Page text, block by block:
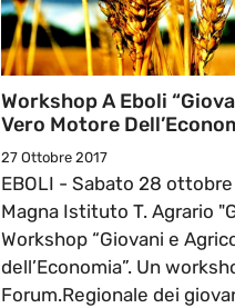
Workshop A Eboli
Vero Motore
27 Ottobre 2017
EBOLI - Sabato 28 ottobre
Magna Istituto T. Agrario
Workshop “Giovani e
dell’Economia”. Un
Forum.Regionale dei